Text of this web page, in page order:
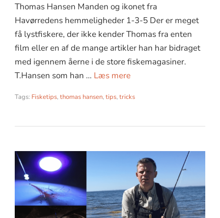
Thomas Hansen Manden og ikonet fra
Havørredens hemmeligheder 1-3-5 Der er meget
få lystfiskere, der ikke kender Thomas fra enten
film eller en af de mange artikler han har bidraget
med igennem åerne i de store fiskemagasiner.
T.Hansen som han … Læs mere
Tags: Fisketips, thomas hansen, tips, tricks